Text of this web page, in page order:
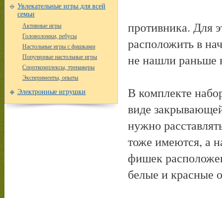
Увлекательные игры для всей
семьи
Активные игры
Головоломки, ребусы
Настольные игры с фишками
Популярные настольные игры
Спорткомплексы, тренажеры
Эксперименты, опыты
Электронные игрушки
противника. Для
расположить в
не нашли раньше
В комплекте
виде
нужно
тоже имеются, а
фишек
белые и красные